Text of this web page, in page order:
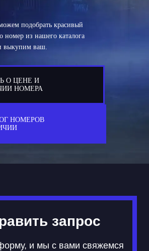
подобрать красивый
номер из нашего каталога
выкупим ваш.
ХХ
О ЦЕНЕ И
НОМЕРА
НОМЕРОВ
запрос
и мы с вами свяжемся